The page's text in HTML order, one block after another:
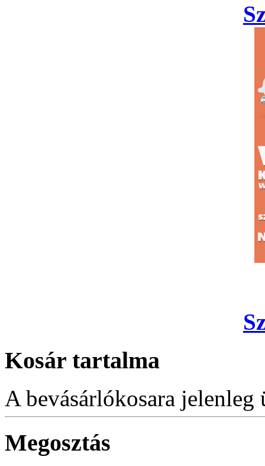
Kosár tartalma
A bevásárlókosara jelenleg
Megosztás